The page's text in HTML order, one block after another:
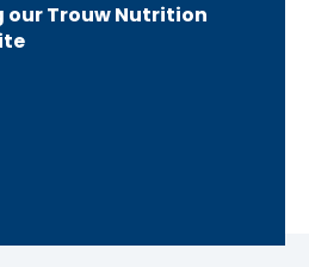
our Trouw Nutrition